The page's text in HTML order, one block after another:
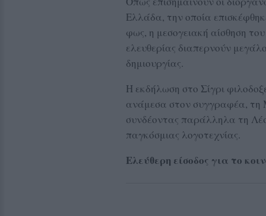
Ελλάδα, την οποία
φως, η μεσογειακή αίσθηση
ελευθερίας διαπερνούν
δημιουργίας.
Η εκδήλωση στο Σίγρι
ανάμεσα στον συγγραφέα, τη
συνδέοντας παράλληλα τη
παγκόσμιας λογοτεχνίας.
Ελεύθερη είσοδος για το